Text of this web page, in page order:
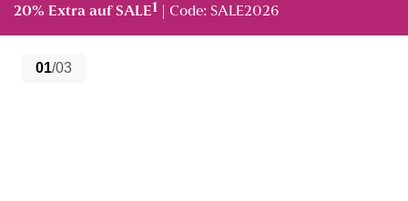
20% Extra auf SALE1 | Code: SALE2026
01/03